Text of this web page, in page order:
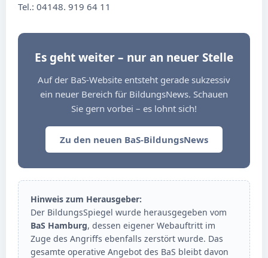
Tel.: 04148. 919 64 11
Es geht weiter – nur an neuer Stelle
Auf der BaS-Website entsteht gerade sukzessiv
ein neuer Bereich für BildungsNews. Schauen
Sie gern vorbei – es lohnt sich!
Zu den neuen BaS-BildungsNews
Hinweis zum Herausgeber:
Der BildungsSpiegel wurde herausgegeben vom
BaS Hamburg, dessen eigener Webauftritt im
Zuge des Angriffs ebenfalls zerstört wurde. Das
gesamte operative Angebot des BaS bleibt davon